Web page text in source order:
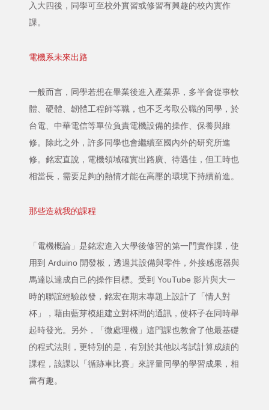
入大四後，同學可至校外實習或修習有興趣的校內實作
課。
電機系未來出路
一般而言，同學若想在畢業後進入產業界，多半會從事軟
體、硬體、韌體工程師等職，也不乏考取公職的同學，於
台電、中華電信等單位負責電機設備的操作、保養與維
修。除此之外，許多同學也會繼續至國內外的研究所進
修。銘宏直說，電機領域確實出路廣、待遇佳，但工時也
相當長，需要足夠的熱情才能在高壓的環境下持續前進。
那些造就我的課程
「電機概論」是銘宏進入大學後修習的第一門實作課，使
用到 Arduino 開發板，透過其設備與零件，外接感應器與
馬達以達成自己的操作目標。受到 YouTube 影片與大一
時的聯誼經驗啟發，銘宏在期末專題上設計了「情人對
杯」，藉由藍芽模組建立對杯間的通訊，使杯子在同時舉
起時發光。另外，「微處理機」這門課也教會了他最基礎
的程式法則，更特別的是，有別於其他以考試計算成績的
課程，該課以「循跡車比賽」來評量同學的學習成果，相
當有趣。